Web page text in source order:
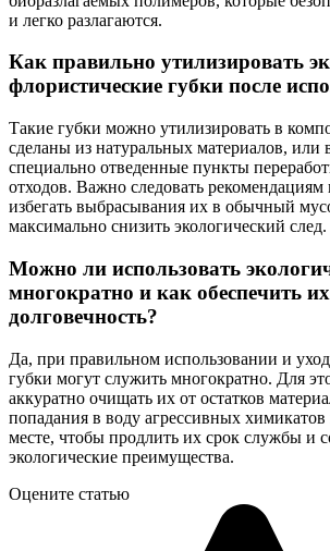
и легко разлагаются.
Как правильно утилизировать
флористические губки после
Такие губки можно утилизировать в
сделаны из натуральных материалов, или
специально отведенные пункты
отходов. Важно следовать рекомендациям
избегать выбрасывания их в обычный
максимально снизить экологический след.
Можно ли использовать
многократно и как обеспечить их
долговечность?
Да, при правильном использовании и
губки могут служить многократно. Для
аккуратно очищать их от остатков
попадания в воду агрессивных
месте, чтобы продлить их срок службы и
экологические преимущества.
Оцените статью